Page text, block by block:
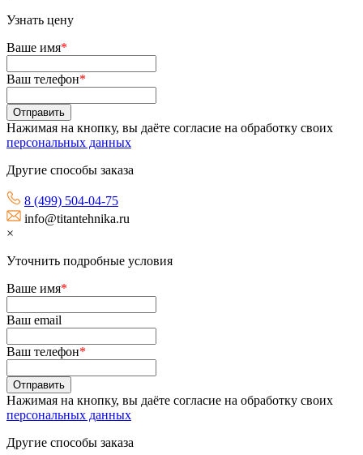
Узнать цену
Ваше имя*
Ваш телефон*
Нажимая на кнопку, вы даёте согласие на обработку своих
персональных данных
Другие способы заказа
8 (499) 504-04-75
info@titantehnika.ru
×
Уточнить подробные условия
Ваше имя*
Ваш email
Ваш телефон*
Нажимая на кнопку, вы даёте согласие на обработку своих
персональных данных
Другие способы заказа